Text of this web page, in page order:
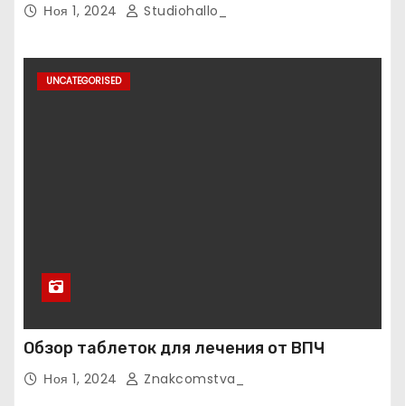
Ноя 1, 2024 Studiohallo_
UNCATEGORISED
Обзор таблеток для лечения от ВПЧ
Ноя 1, 2024 Znakcomstva_